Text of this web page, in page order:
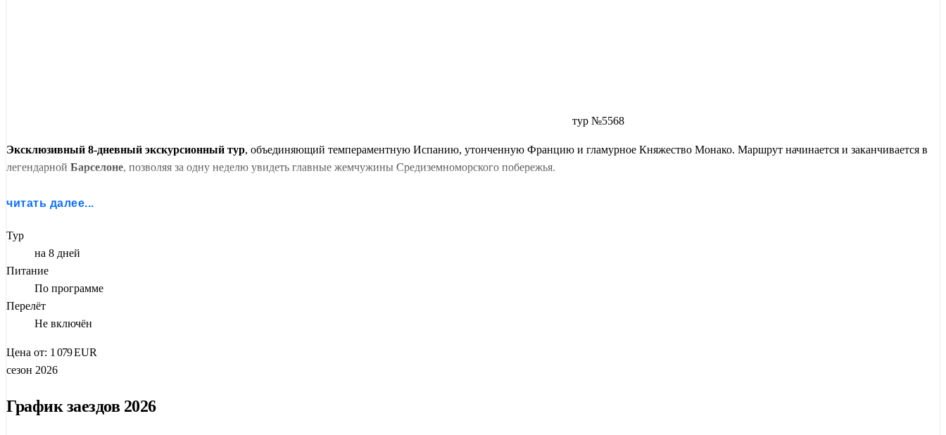
тур №5568
Эксклюзивный 8-дневный экскурсионный тур, объединяющий темпераментную Испанию, утонченную Францию и гламурное Княжество Монако. Маршрут начинается и заканчивается в
легендарной Барселоне, позволяя за одну неделю увидеть главные жемчужины Средиземноморского побережья.
шик казино в
читать далее...
Тур
на 8 дней
Питание
По программе
Перелёт
Не включён
Цена от: 1 079EUR
сезон 2026
График заездов 2026